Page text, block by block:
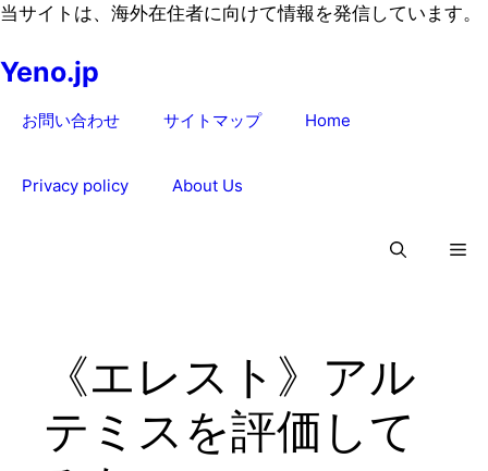
コ
テ
当サイトは、海外在住者に向けて情報を発信しています。
Yeno.jp
お問い合わせ サイトマップ Home
Privacy policy About Us
《エレスト》アル
テミスを評価して